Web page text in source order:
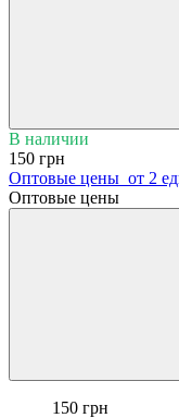
В наличии
150 грн
Оптовые цены от 2
Оптовые цены
150 грн